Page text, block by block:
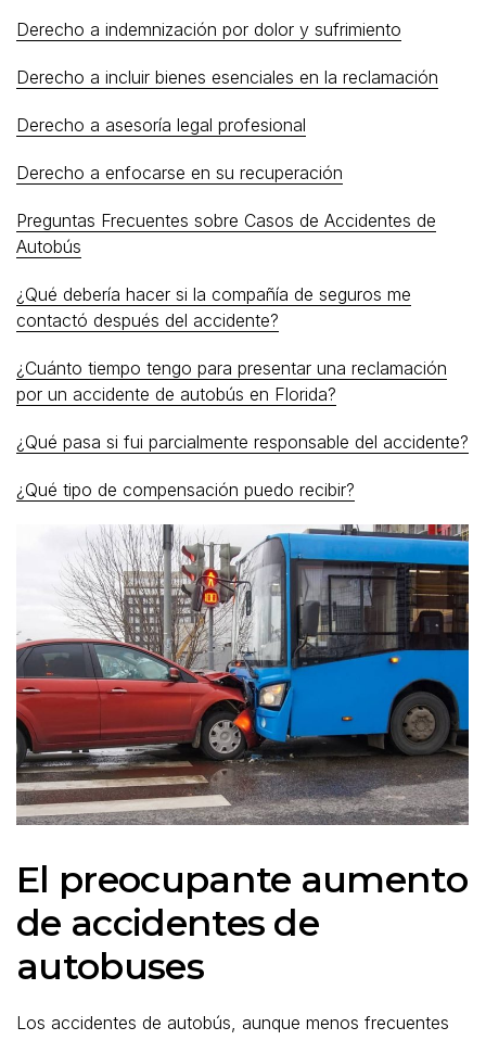
Derecho a indemnización por dolor y sufrimiento
Derecho a incluir bienes esenciales en la reclamación
Derecho a asesoría legal profesional
Derecho a enfocarse en su recuperación
Preguntas Frecuentes sobre Casos de Accidentes de
Autobús
¿Qué debería hacer si la compañía de seguros me
contactó después del accidente?
¿Cuánto tiempo tengo para presentar una reclamación
por un accidente de autobús en Florida?
¿Qué pasa si fui parcialmente responsable del accidente?
¿Qué tipo de compensación puedo recibir?
El preocupante aumento
de accidentes de
autobuses
Los accidentes de autobús, aunque menos frecuentes